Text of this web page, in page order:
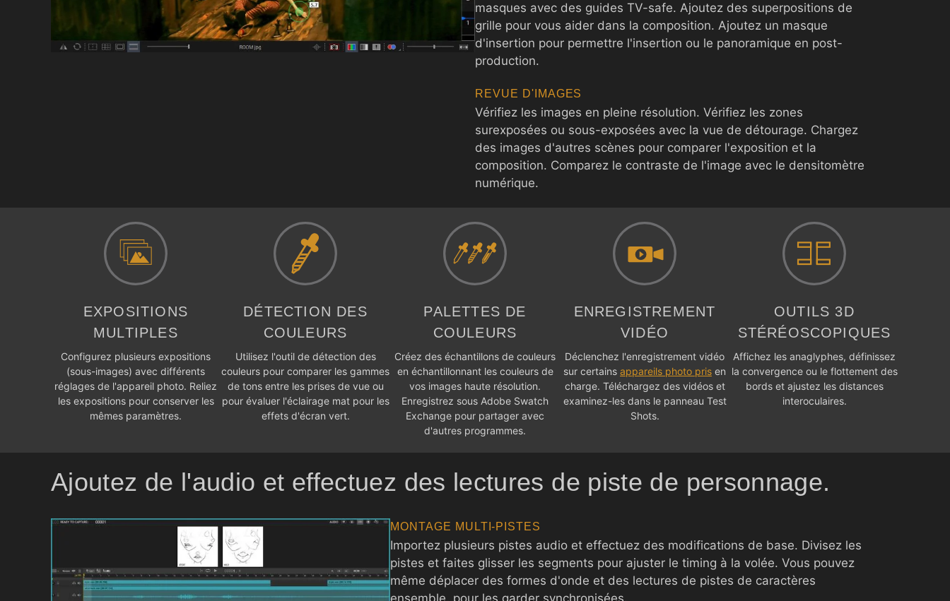
masques avec des guides TV-safe. Ajoutez des superpositions de
grille pour vous aider dans la composition. Ajoutez un masque
d'insertion pour permettre l'insertion ou le panoramique en post-
production.
REVUE D'IMAGES
Vérifiez les images en pleine résolution. Vérifiez les zones
surexposées ou sous-exposées avec la vue de détourage. Chargez
des images d'autres scènes pour comparer l'exposition et la
composition. Comparez le contraste de l'image avec le densitomètre
numérique.
EXPOSITIONS
MULTIPLES
Configurez plusieurs expositions
(sous-images) avec différents
réglages de l'appareil photo. Reliez
les expositions pour conserver les
mêmes paramètres.
DÉTECTION DES
COULEURS
Utilisez l'outil de détection des
couleurs pour comparer les gammes
de tons entre les prises de vue ou
pour évaluer l'éclairage mat pour les
effets d'écran vert.
PALETTES DE
COULEURS
Créez des échantillons de couleurs
en échantillonnant les couleurs de
vos images haute résolution.
Enregistrez sous Adobe Swatch
Exchange pour partager avec
d'autres programmes.
ENREGISTREMENT
VIDÉO
Déclenchez l'enregistrement vidéo
sur certains appareils photo pris en
charge. Téléchargez des vidéos et
examinez-les dans le panneau Test
Shots.
OUTILS 3D
STÉRÉOSCOPIQUES
Affichez les anaglyphes, définissez
la convergence ou le flottement des
bords et ajustez les distances
interoculaires.
Ajoutez de l'audio et effectuez des lectures de piste de personnage.
MONTAGE MULTI-PISTES
Importez plusieurs pistes audio et effectuez des modifications de base. Divisez les
pistes et faites glisser les segments pour ajuster le timing à la volée. Vous pouvez
même déplacer des formes d'onde et des lectures de pistes de caractères
ensemble, pour les garder synchronisées.